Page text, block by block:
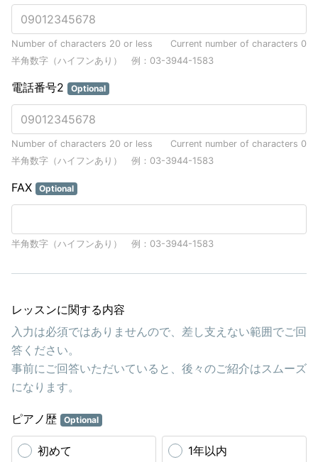
Number of characters 20 or less Current number of characters 0
半角数字（ハイフンあり） 例：03-3944-1583
電話番号2 Optional
Number of characters 20 or less Current number of characters 0
半角数字（ハイフンあり） 例：03-3944-1583
FAX Optional
半角数字（ハイフンあり） 例：03-3944-1583
レッスンに関する内容
入力は必須ではありませんので、差し支えない範囲でご回
答ください。
事前にご回答いただいていると、後々のご紹介はスムーズ
になります。
ピアノ歴 Optional
初めて 1年以内